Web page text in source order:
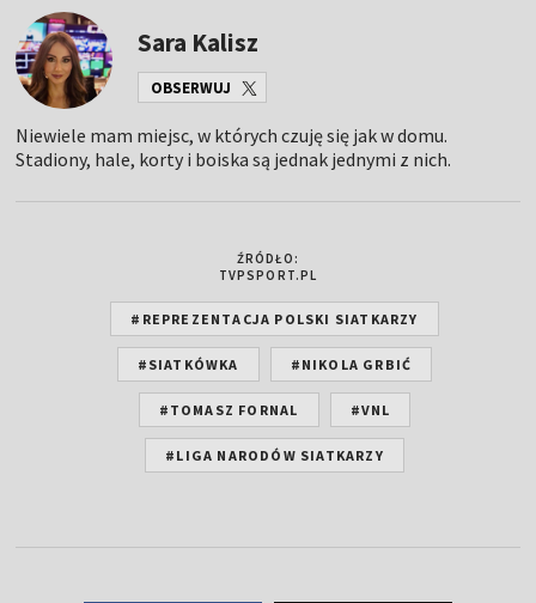
Sara Kalisz
OBSERWUJ
Niewiele mam miejsc, w których czuję się jak w domu.
Stadiony, hale, korty i boiska są jednak jednymi z nich.
ŹRÓDŁO:
TVPSPORT.PL
#REPREZENTACJA POLSKI SIATKARZY
#SIATKÓWKA #NIKOLA GRBIĆ
#TOMASZ FORNAL #VNL
#LIGA NARODÓW SIATKARZY